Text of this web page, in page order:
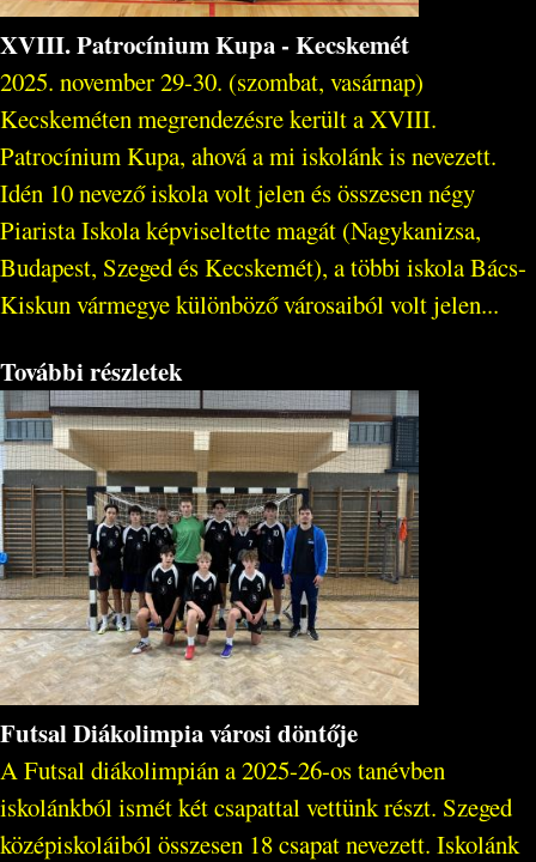
XVIII. Patrocínium Kupa - Kecskemét
2025. november 29-30. (szombat, vasárnap)
Kecskeméten megrendezésre került a XVIII.
Patrocínium Kupa, ahová a mi iskolánk is nevezett.
Idén 10 nevező iskola volt jelen és összesen négy
Piarista Iskola képviseltette magát (Nagykanizsa,
Budapest, Szeged és Kecskemét), a többi iskola Bács-
Kiskun vármegye különböző városaiból volt jelen...
További részletek
Futsal Diákolimpia városi döntője
A Futsal diákolimpián a 2025-26-os tanévben
iskolánkból ismét két csapattal vettünk részt. Szeged
középiskoláiból összesen 18 csapat nevezett. Iskolánk